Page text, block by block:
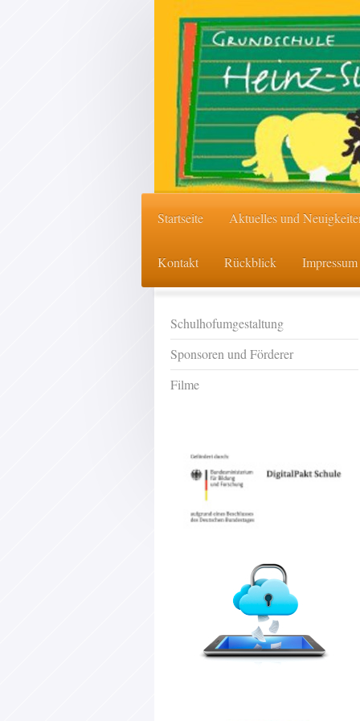
Startseite Aktuelles und
Kontakt Rückblick Impressum
Schulhofumgestaltung
Sponsoren und Förderer
Filme